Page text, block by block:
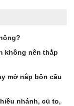
không nên thắp
mở nắp bồn cầu
nhánh, củ to,